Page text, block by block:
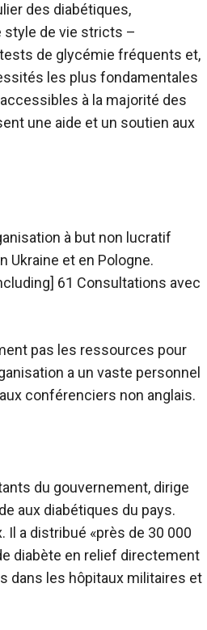
des diabétiques,
de vie stricts –
de glycémie fréquents et,
les plus fondamentales
à la majorité des
une aide et un soutien aux
à but non lucratif
Ukraine et en Pologne.
61 Consultations avec
pas les ressources pour
a un vaste personnel
conférenciers non anglais.
du gouvernement, dirige
aux diabétiques du pays.
Il a distribué «près de 30 000
diabète en relief directement
dans les hôpitaux militaires et